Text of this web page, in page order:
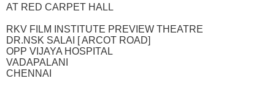
AT RED CARPET HALL
RKV FILM INSTITUTE PREVIEW THEATRE
DR.NSK SALAI [ ARCOT ROAD]
OPP VIJAYA HOSPITAL
VADAPALANI
CHENNAI